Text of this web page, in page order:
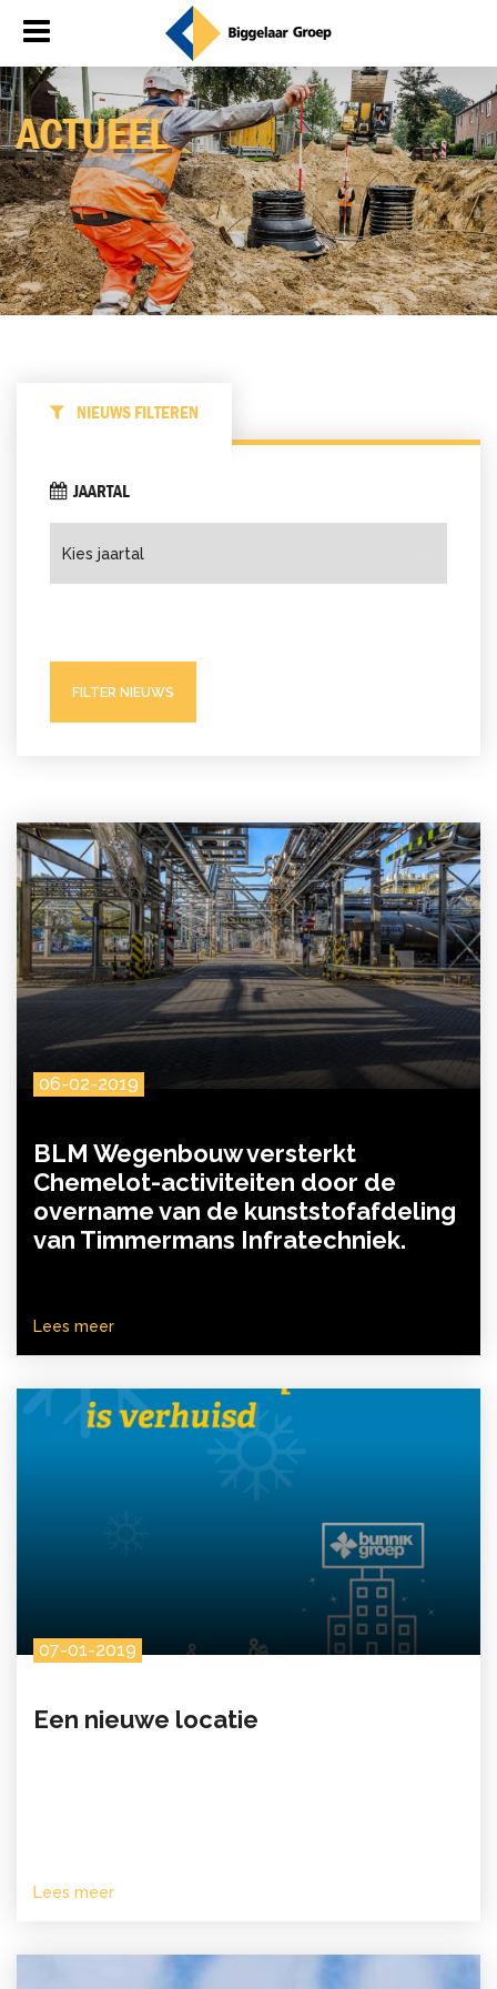
AC­TU­EEL
NIEUWS FILTEREN
JAARTAL
06-02-2019
BLM Wegenbouw versterkt
Chemelot-activiteiten door de
overname van de kunststofafdeling
van Timmermans Infratechniek.
Lees meer
07-01-2019
Een nieuwe locatie
Lees meer